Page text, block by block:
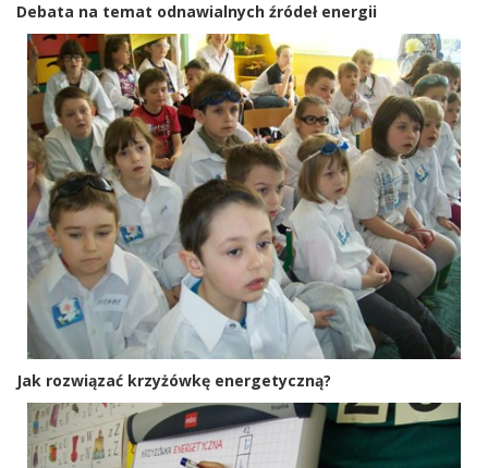
Debata na temat odnawialnych źródeł energii
Jak rozwiązać krzyżówkę energetyczną?